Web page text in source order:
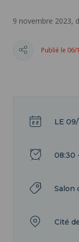
9 novembre 2023,
Publié le 06/
LE
08:30
Salon
Cité